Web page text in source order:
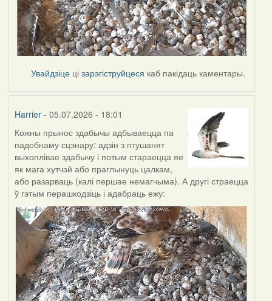
Увайдзіце цізарэгіструйцеся каб пакідаць каментары.
Harrier- 05.07.2026 - 18:01
Кожны прынос здабычы адбываецца па
падобнаму сцэнару: адзін з птушанят
выхоплівае здабычу і потым стараецца яе
як мага хутчэй або праглынуць цалкам,
або разарваць (калі першае немагчыма). А другі страецца
ў гэтым перашкодзіць і адабраць ежу: